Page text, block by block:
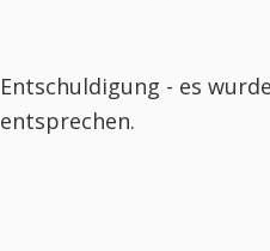
Entschuldigung - es
entsprechen.